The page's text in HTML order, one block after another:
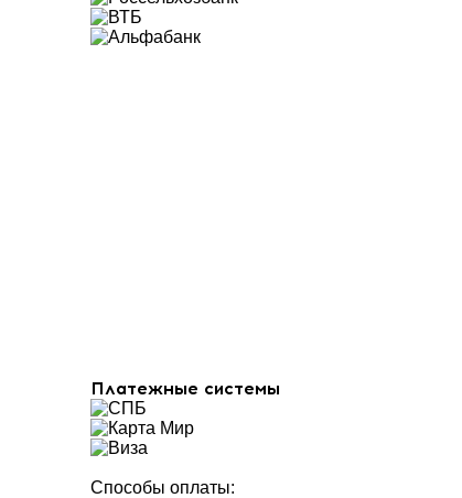
Платежные системы
Способы оплаты: